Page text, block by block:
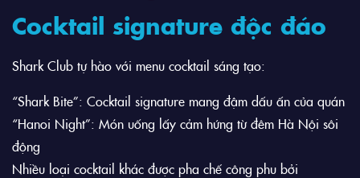
Cocktail signature độc đáo
Shark Club tự hào với menu cocktail sáng tạo:
“Shark Bite”: Cocktail signature mang đậm dấu ấn của quán
“Hanoi Night”: Món uống lấy cảm hứng từ đêm Hà Nội sôi
động
Nhiều loại cocktail khác được pha chế công phu bởi